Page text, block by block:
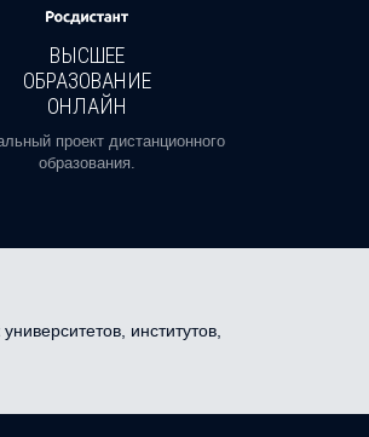
ВЫСШЕЕ
ОБРАЗОВАНИЕ
ОНЛАЙН
проект дистанционного
образования.
институтов,